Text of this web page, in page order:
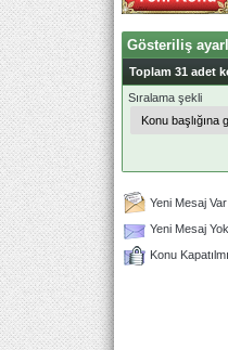
Gösteriliş
Toplam 31 adet
Sıralama şekli
Yeni Mesaj Var
Yeni Mesaj Yok
Konu